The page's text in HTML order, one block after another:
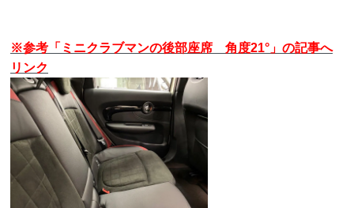
※参考「ミニクラブマンの後部座席 角度21°」の記事へ
リンク